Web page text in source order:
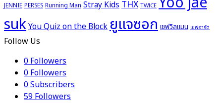
JENNIE PERSES Running Man Stray KidsTHX TWICE
sukYou Quiz on the Blockยูแจซอก เชฟวิลแมน เชฟอาร์ต
Follow Us
0Followers
0Followers
0Subscribers
59Followers